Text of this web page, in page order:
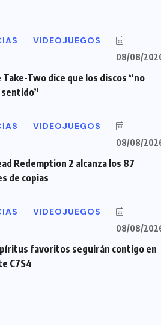
VIDEOJUEGOS
08/08/
Take-Two dice que los discos “no
VIDEOJUEGOS
08/08/
Redemption 2 alcanza los 87
de copias
VIDEOJUEGOS
08/08/
favoritos seguirán contigo en
C7S4